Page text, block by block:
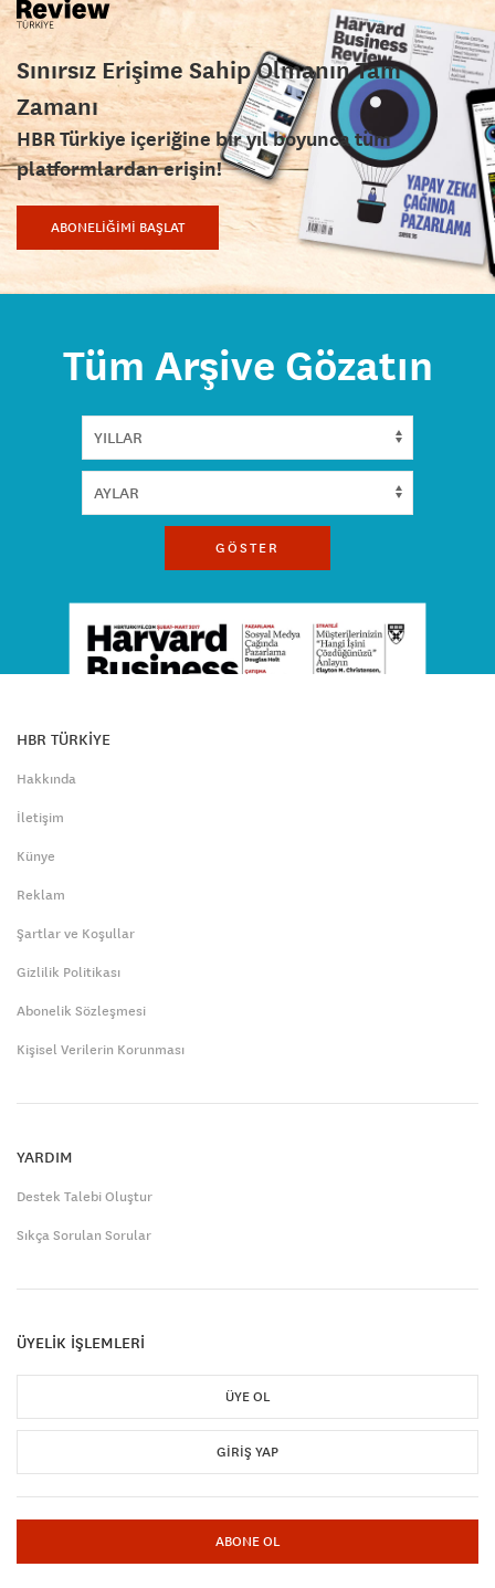
Sınırsız Erişime Sahip Olmanın Tam
Zamanı
HBR Türkiye içeriğine bir yıl boyunca tüm
platformlardan erişin!
ABONELİĞİMİ BAŞLAT
Tüm Arşive Gözatın
GÖSTER
HBR TÜRKİYE
Hakkında
İletişim
Künye
Reklam
Şartlar ve Koşullar
Gizlilik Politikası
Abonelik Sözleşmesi
Kişisel Verilerin Korunması
YARDIM
Destek Talebi Oluştur
Sıkça Sorulan Sorular
ÜYELİK İŞLEMLERİ
ÜYE OL
GIRIŞ YAP
ABONE OL